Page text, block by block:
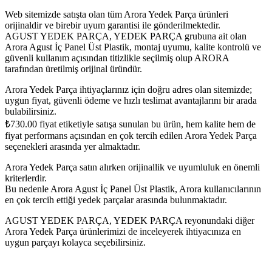
Web sitemizde satışta olan tüm Arora Yedek Parça ürünleri
orijinaldir ve birebir uyum garantisi ile gönderilmektedir.
AGUST YEDEK PARÇA, YEDEK PARÇA grubuna ait olan
Arora Agust İç Panel Üst Plastik, montaj uyumu, kalite kontrolü ve
güvenli kullanım açısından titizlikle seçilmiş olup ARORA
tarafından üretilmiş orijinal üründür.
Arora Yedek Parça ihtiyaçlarınız için doğru adres olan sitemizde;
uygun fiyat, güvenli ödeme ve hızlı teslimat avantajlarını bir arada
bulabilirsiniz.
₺730.00 fiyat etiketiyle satışa sunulan bu ürün, hem kalite hem de
fiyat performans açısından en çok tercih edilen Arora Yedek Parça
seçenekleri arasında yer almaktadır.
Arora Yedek Parça satın alırken orijinallik ve uyumluluk en önemli
kriterlerdir.
Bu nedenle Arora Agust İç Panel Üst Plastik, Arora kullanıcılarının
en çok tercih ettiği yedek parçalar arasında bulunmaktadır.
AGUST YEDEK PARÇA, YEDEK PARÇA reyonundaki diğer
Arora Yedek Parça ürünlerimizi de inceleyerek ihtiyacınıza en
uygun parçayı kolayca seçebilirsiniz.